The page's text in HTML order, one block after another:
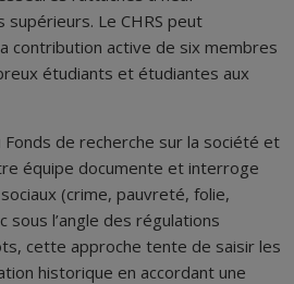
Le CHRS peut
contribution active de six membres
étudiants et étudiantes aux
Fonds de recherche sur la société et
équipe documente et interroge
(crime, pauvreté, folie,
sous l’angle des régulations
cette approche tente de saisir les
historique en accordant une